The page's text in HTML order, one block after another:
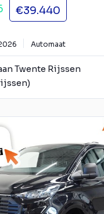
€39.440
Automaat
Twente Rijssen